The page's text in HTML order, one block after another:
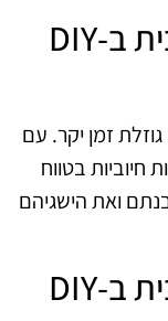
מיתוס 8: עזרה בשיעורי בית ב-DIY
יש המאמינים שעזרה בשיעורי בית ב-DIY גוזלת זמן יקר. עם
בטווח
ואת הישגיהם
מיתוס 9: עזרה בשיעורי בית ב-DIY